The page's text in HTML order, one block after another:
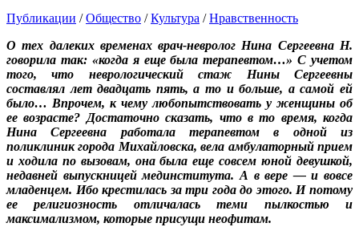
Публикации /Общество /Культура /Нравственность
О тех далеких временах врач-невролог Нина Сергеевна Н.
говорила так: «когда я еще была терапевтом…» С учетом
того, что неврологический стаж Нины Сергеевны
составлял лет двадцать пять, а то и больше, а самой ей
было… Впрочем, к чему любопытствовать у женщины об
ее возрасте? Достаточно сказать, что в то время, когда
Нина Сергеевна работала терапевтом в одной из
поликлиник города Михайловска, вела амбулаторный прием
и ходила по вызовам, она была еще совсем юной девушкой,
недавней выпускницей мединститута. А в вере — и вовсе
младенцем. Ибо крестилась за три года до этого. И потому
ее религиозность отличалась теми пылкостью и
максимализмом, которые присущи неофитам.